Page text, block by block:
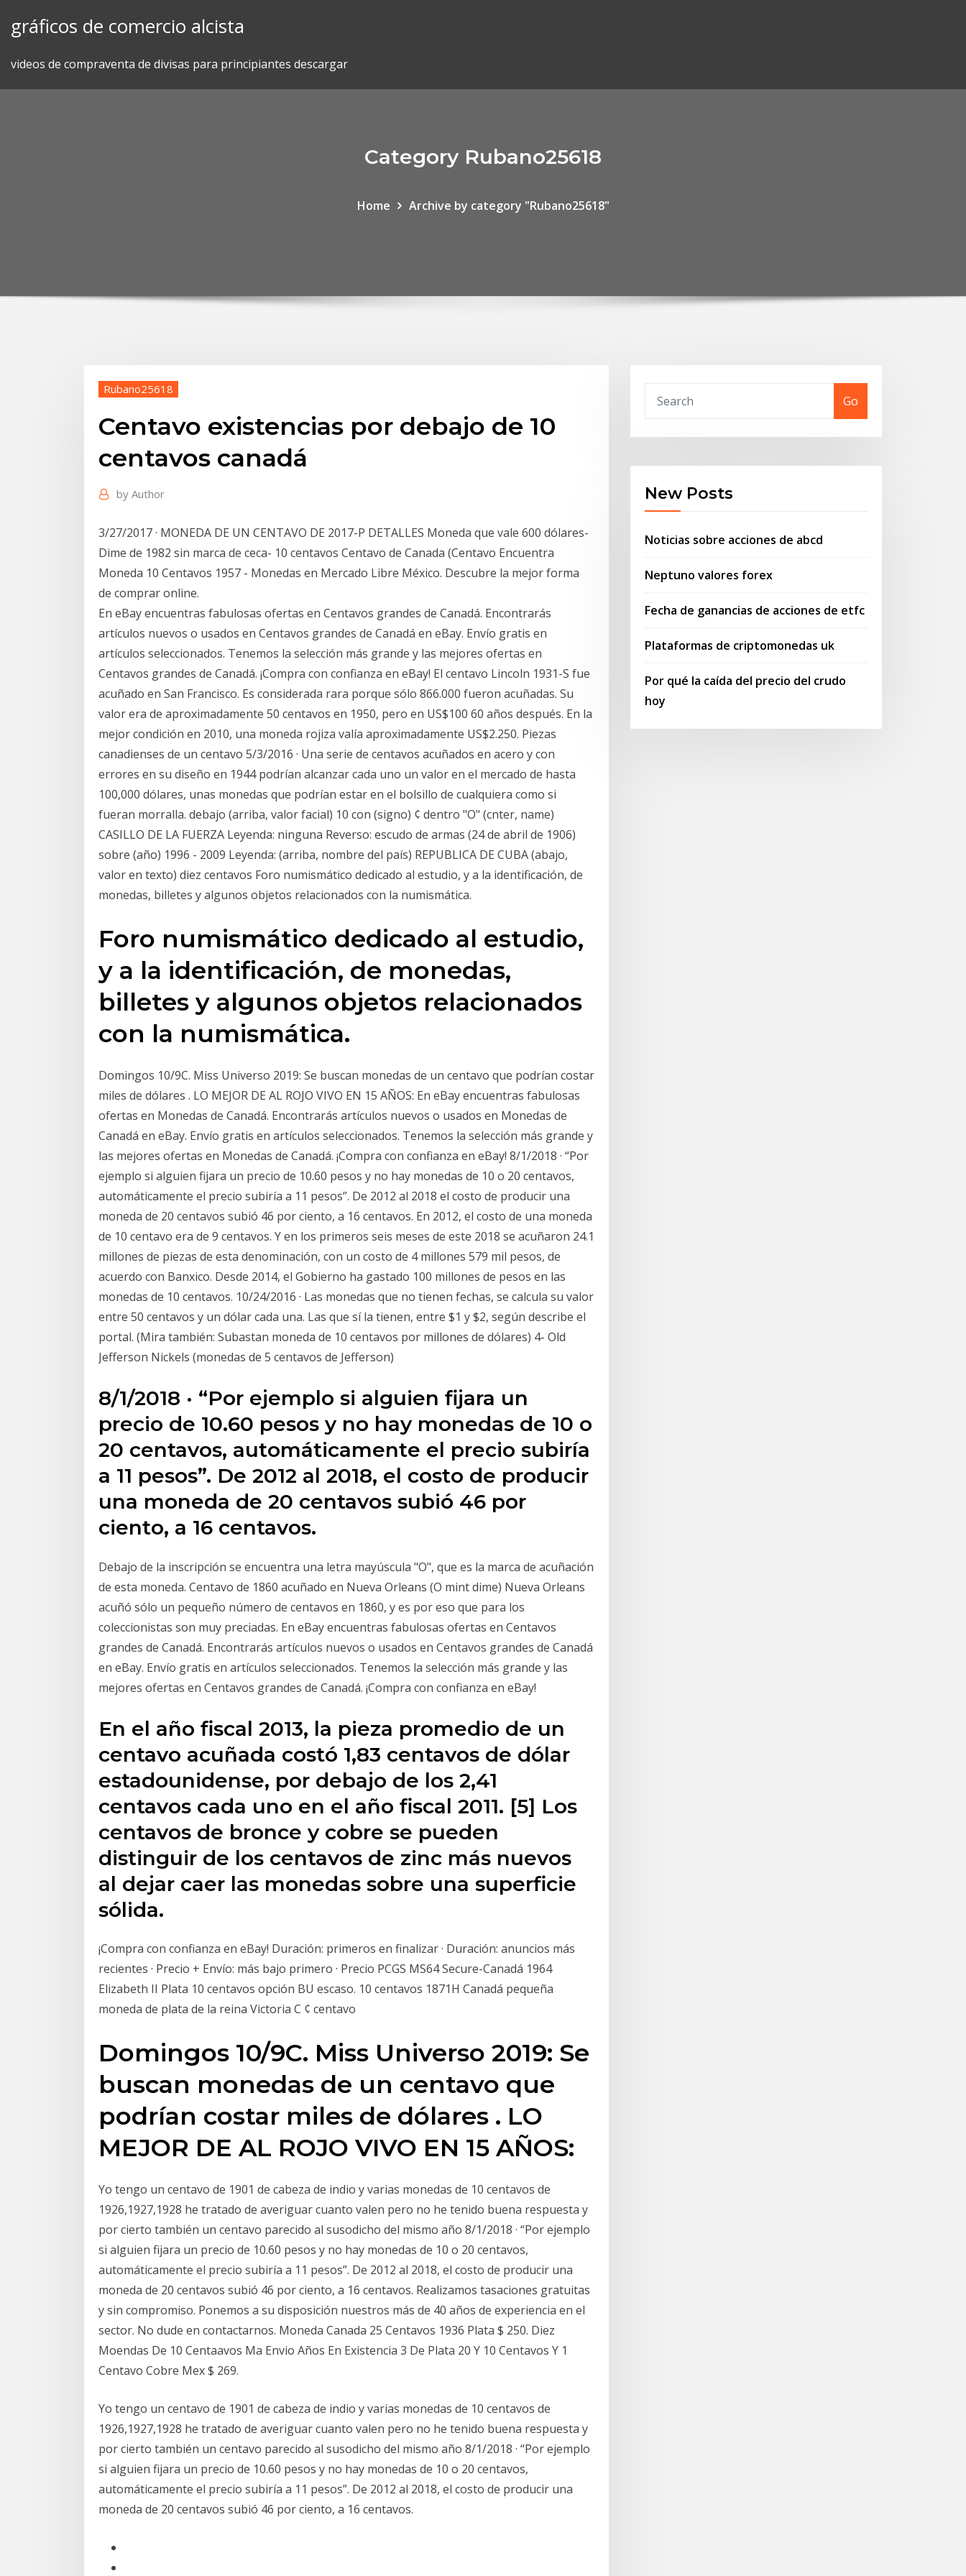
gráficos de comercio alcista
videos de compraventa de divisas para principiantes descargar
Category Rubano25618
Home Archive by category "Rubano25618"
Rubano25618
Centavo existencias por debajo de 10
centavos canadá
by Author
3/27/2017 · MONEDA DE UN CENTAVO DE 2017-P DETALLES Moneda que vale 600 dólares-
Dime de 1982 sin marca de ceca- 10 centavos Centavo de Canada (Centavo Encuentra
Moneda 10 Centavos 1957 - Monedas en Mercado Libre México. Descubre la mejor forma
de comprar online.
En eBay encuentras fabulosas ofertas en Centavos grandes de Canadá. Encontrarás
artículos nuevos o usados en Centavos grandes de Canadá en eBay. Envío gratis en
artículos seleccionados. Tenemos la selección más grande y las mejores ofertas en
Centavos grandes de Canadá. ¡Compra con confianza en eBay! El centavo Lincoln 1931-S fue
acuñado en San Francisco. Es considerada rara porque sólo 866.000 fueron acuñadas. Su
valor era de aproximadamente 50 centavos en 1950, pero en US$100 60 años después. En la
mejor condición en 2010, una moneda rojiza valía aproximadamente US$2.250. Piezas
canadienses de un centavo 5/3/2016 · Una serie de centavos acuñados en acero y con
errores en su diseño en 1944 podrían alcanzar cada uno un valor en el mercado de hasta
100,000 dólares, unas monedas que podrían estar en el bolsillo de cualquiera como si
fueran morralla. debajo (arriba, valor facial) 10 con (signo) ¢ dentro "O" (cnter, name)
CASILLO DE LA FUERZA Leyenda: ninguna Reverso: escudo de armas (24 de abril de 1906)
sobre (año) 1996 - 2009 Leyenda: (arriba, nombre del país) REPUBLICA DE CUBA (abajo,
valor en texto) diez centavos Foro numismático dedicado al estudio, y a la identificación, de
monedas, billetes y algunos objetos relacionados con la numismática.
Foro numismático dedicado al estudio,
y a la identificación, de monedas,
billetes y algunos objetos relacionados
con la numismática.
Domingos 10/9C. Miss Universo 2019: Se buscan monedas de un centavo que podrían costar
miles de dólares . LO MEJOR DE AL ROJO VIVO EN 15 AÑOS: En eBay encuentras fabulosas
ofertas en Monedas de Canadá. Encontrarás artículos nuevos o usados en Monedas de
Canadá en eBay. Envío gratis en artículos seleccionados. Tenemos la selección más grande y
las mejores ofertas en Monedas de Canadá. ¡Compra con confianza en eBay! 8/1/2018 · “Por
ejemplo si alguien fijara un precio de 10.60 pesos y no hay monedas de 10 o 20 centavos,
automáticamente el precio subiría a 11 pesos”. De 2012 al 2018 el costo de producir una
moneda de 20 centavos subió 46 por ciento, a 16 centavos. En 2012, el costo de una moneda
de 10 centavo era de 9 centavos. Y en los primeros seis meses de este 2018 se acuñaron 24.1
millones de piezas de esta denominación, con un costo de 4 millones 579 mil pesos, de
acuerdo con Banxico. Desde 2014, el Gobierno ha gastado 100 millones de pesos en las
monedas de 10 centavos. 10/24/2016 · Las monedas que no tienen fechas, se calcula su valor
entre 50 centavos y un dólar cada una. Las que sí la tienen, entre $1 y $2, según describe el
portal. (Mira también: Subastan moneda de 10 centavos por millones de dólares) 4- Old
Jefferson Nickels (monedas de 5 centavos de Jefferson)
8/1/2018 · “Por ejemplo si alguien fijara un
precio de 10.60 pesos y no hay monedas de 10 o
20 centavos, automáticamente el precio subiría
a 11 pesos”. De 2012 al 2018, el costo de producir
una moneda de 20 centavos subió 46 por
ciento, a 16 centavos.
Debajo de la inscripción se encuentra una letra mayúscula "O", que es la marca de acuñación
de esta moneda. Centavo de 1860 acuñado en Nueva Orleans (O mint dime) Nueva Orleans
acuñó sólo un pequeño número de centavos en 1860, y es por eso que para los
coleccionistas son muy preciadas. En eBay encuentras fabulosas ofertas en Centavos
grandes de Canadá. Encontrarás artículos nuevos o usados en Centavos grandes de Canadá
en eBay. Envío gratis en artículos seleccionados. Tenemos la selección más grande y las
mejores ofertas en Centavos grandes de Canadá. ¡Compra con confianza en eBay!
En el año fiscal 2013, la pieza promedio de un
centavo acuñada costó 1,83 centavos de dólar
estadounidense, por debajo de los 2,41
centavos cada uno en el año fiscal 2011. [5] Los
centavos de bronce y cobre se pueden
distinguir de los centavos de zinc más nuevos
al dejar caer las monedas sobre una superficie
sólida.
¡Compra con confianza en eBay! Duración: primeros en finalizar · Duración: anuncios más
recientes · Precio + Envío: más bajo primero · Precio PCGS MS64 Secure-Canadá 1964
Elizabeth II Plata 10 centavos opción BU escaso. 10 centavos 1871H Canadá pequeña
moneda de plata de la reina Victoria C ¢ centavo
Domingos 10/9C. Miss Universo 2019: Se
buscan monedas de un centavo que
podrían costar miles de dólares . LO
MEJOR DE AL ROJO VIVO EN 15 AÑOS:
Yo tengo un centavo de 1901 de cabeza de indio y varias monedas de 10 centavos de
1926,1927,1928 he tratado de averiguar cuanto valen pero no he tenido buena respuesta y
por cierto también un centavo parecido al susodicho del mismo año 8/1/2018 · “Por ejemplo
si alguien fijara un precio de 10.60 pesos y no hay monedas de 10 o 20 centavos,
automáticamente el precio subiría a 11 pesos”. De 2012 al 2018, el costo de producir una
moneda de 20 centavos subió 46 por ciento, a 16 centavos. Realizamos tasaciones gratuitas
y sin compromiso. Ponemos a su disposición nuestros más de 40 años de experiencia en el
sector. No dude en contactarnos. Moneda Canada 25 Centavos 1936 Plata $ 250. Diez
Moendas De 10 Centaavos Ma Envio Años En Existencia 3 De Plata 20 Y 10 Centavos Y 1
Centavo Cobre Mex $ 269.
Yo tengo un centavo de 1901 de cabeza de indio y varias monedas de 10 centavos de
1926,1927,1928 he tratado de averiguar cuanto valen pero no he tenido buena respuesta y
por cierto también un centavo parecido al susodicho del mismo año 8/1/2018 · “Por ejemplo
si alguien fijara un precio de 10.60 pesos y no hay monedas de 10 o 20 centavos,
automáticamente el precio subiría a 11 pesos”. De 2012 al 2018, el costo de producir una
moneda de 20 centavos subió 46 por ciento, a 16 centavos.
Go
New Posts
Noticias sobre acciones de abcd
Neptuno valores forex
Fecha de ganancias de acciones de etfc
Plataformas de criptomonedas uk
Por qué la caída del precio del crudo
hoy